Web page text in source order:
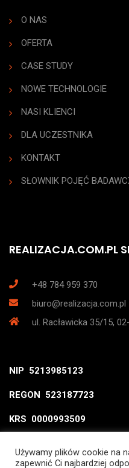
O NAS
OFERTA
CASE STUDY
NOWE TECHNOLOGIE
NASI KLIENCI
DLA UCZESTNIKA
KONTAKT
SŁOWNIK POJĘĆ
REALIZACJA.COM.PL
+48 784 959 370
biuro@realizacja.com.pl
ul. Racławicka 35/15,
NIP 5213985123
REGON 523187723
KRS 0000993509
Używamy plików cookie na
zapewnić Ci najbardziej